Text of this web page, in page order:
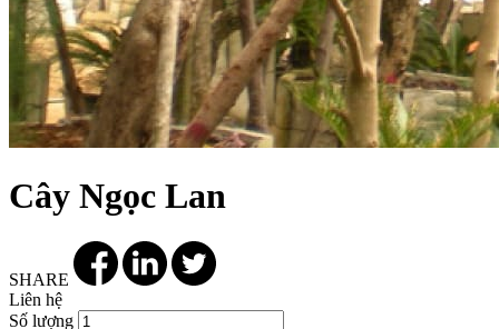
Cây Ngọc Lan
SHARE
Liên hệ
Số lượng